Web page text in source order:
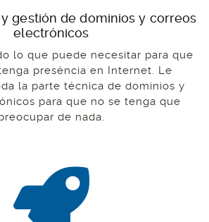
gestión de dominios y correos
electrónicos
lo que puede necesitar para que
preséncia en Internet. Le
la parte técnica de dominios y
para que no se tenga que
de nada.